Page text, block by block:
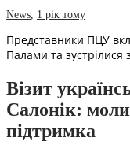
News 1 рік тому
Представники ПЦУ
Палами та
Візит
Салонік:
підтримка